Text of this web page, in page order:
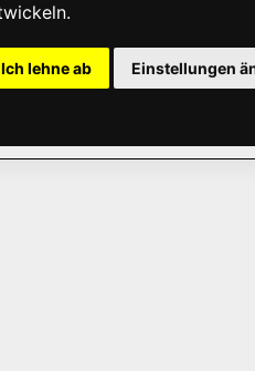
Ich lehne ab Einstellungen